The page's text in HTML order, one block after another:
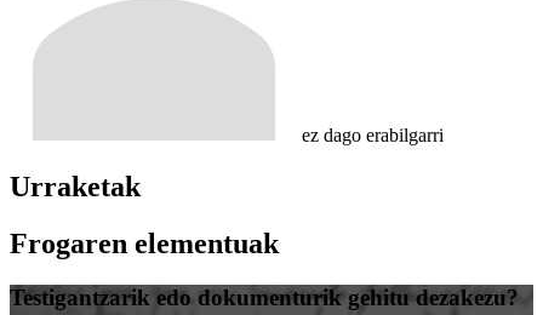
ez dago erabilgarri
Urraketak
Frogaren elementuak
Testigantzarik edo dokumenturik gehitu dezakezu?